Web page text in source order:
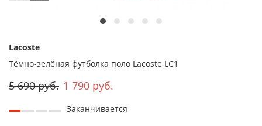
Lacoste
Тёмно-зелёная футболка поло Lacoste LC1
5 690 руб. 1 790 руб.
Заканчивается